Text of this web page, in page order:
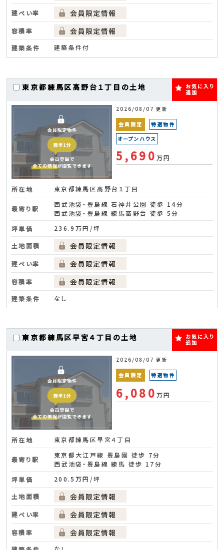
建ぺい率
容積率
建築条件
建築条件付
東京都練馬区高野台１丁目の土地
お気に入り
追加
2026/08/07 更新
会員限定
特選物件
オープンハウス
5,690万円
所在地 東京都練馬区高野台１丁目
最寄り駅
西武池袋・豊島線 石神井公園 徒歩 14分
西武池袋・豊島線 練馬高野台 徒歩 5分
坪単価
236.9万円/坪
土地面積
建ぺい率
容積率
建築条件
なし
東京都練馬区早宮４丁目の土地
お気に入り
追加
2026/08/07 更新
会員限定 特選物件
6,080万円
所在地 東京都練馬区早宮４丁目
最寄り駅
東京都大江戸線 豊島園 徒歩 7分
西武池袋・豊島線 練馬 徒歩 17分
坪単価
200.5万円/坪
土地面積
建ぺい率
容積率